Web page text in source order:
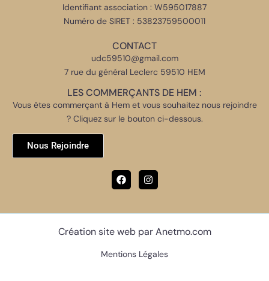
Identifiant association : W595017887
Numéro de SIRET : 53823759500011
CONTACT
udc59510@gmail.com
7 rue du général Leclerc 59510 HEM
LES COMMERÇANTS DE HEM :
Vous êtes commerçant à Hem et vous souhaitez nous rejoindre
? Cliquez sur le bouton ci-dessous.
Nous Rejoindre
Création site web par Anetmo.com
Mentions Légales